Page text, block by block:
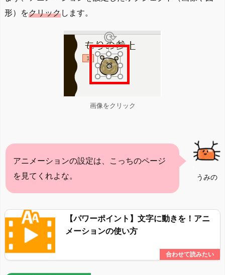
形）をクリックします。
画像をクリック
うみの
アニメーションの設定は、こっちのページ
を見てくれよな。
【パワーポイント】文字に動きを！アニ
メーションの使い方